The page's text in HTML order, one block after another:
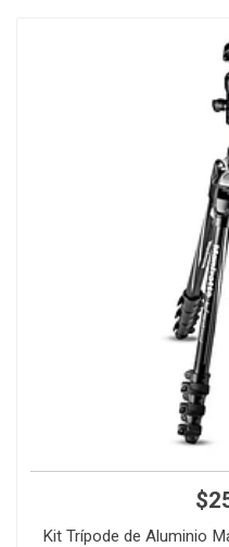
Kit Trípode de Aluminio